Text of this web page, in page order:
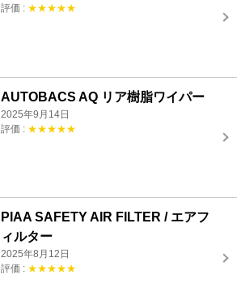
評価 : ★★★★★
AUTOBACS AQ リア樹脂ワイパー
2025年9月14日
評価 : ★★★★★
PIAA SAFETY AIR FILTER / エアフ
ィルター
2025年8月12日
評価 : ★★★★★